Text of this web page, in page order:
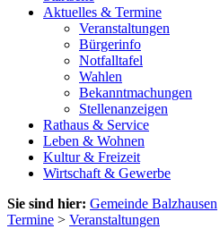
Aktuelles & Termine
Veranstaltungen
Bürgerinfo
Notfalltafel
Wahlen
Bekanntmachungen
Stellenanzeigen
Rathaus & Service
Leben & Wohnen
Kultur & Freizeit
Wirtschaft & Gewerbe
Sie sind hier: Gemeinde Balzhausen
Termine > Veranstaltungen